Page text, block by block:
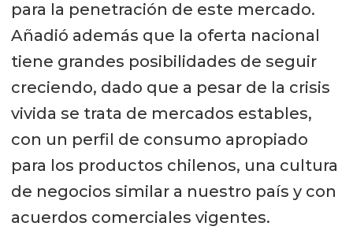
para la penetración de este mercado.
Añadió además que la oferta nacional
tiene grandes posibilidades de seguir
creciendo, dado que a pesar de la crisis
vivida se trata de mercados estables,
con un perfil de consumo apropiado
para los productos chilenos, una cultura
de negocios similar a nuestro país y con
acuerdos comerciales vigentes.